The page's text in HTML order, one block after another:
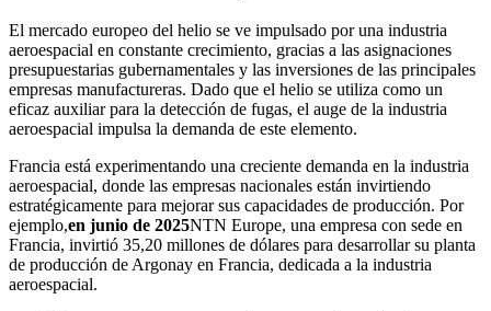
El mercado europeo del helio se ve impulsado por una industria
aeroespacial en constante crecimiento, gracias a las asignaciones
presupuestarias gubernamentales y las inversiones de las principales
empresas manufactureras. Dado que el helio se utiliza como un
eficaz auxiliar para la detección de fugas, el auge de la industria
aeroespacial impulsa la demanda de este elemento.
Francia está experimentando una creciente demanda en la industria
aeroespacial, donde las empresas nacionales están invirtiendo
estratégicamente para mejorar sus capacidades de producción. Por
ejemplo,en junio de 2025NTN Europe, una empresa con sede en
Francia, invirtió 35,20 millones de dólares para desarrollar su planta
de producción de Argonay en Francia, dedicada a la industria
aeroespacial.